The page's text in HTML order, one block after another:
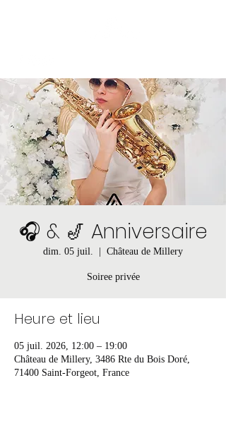
🎧 & 🎷 Anniversaire
dim. 05 juil.
  |
Château de Millery
Soiree privée
Heure et lieu
05 juil. 2026, 12:00 – 19:00
Château de Millery, 3486 Rte du Bois Doré,
71400 Saint-Forgeot, France